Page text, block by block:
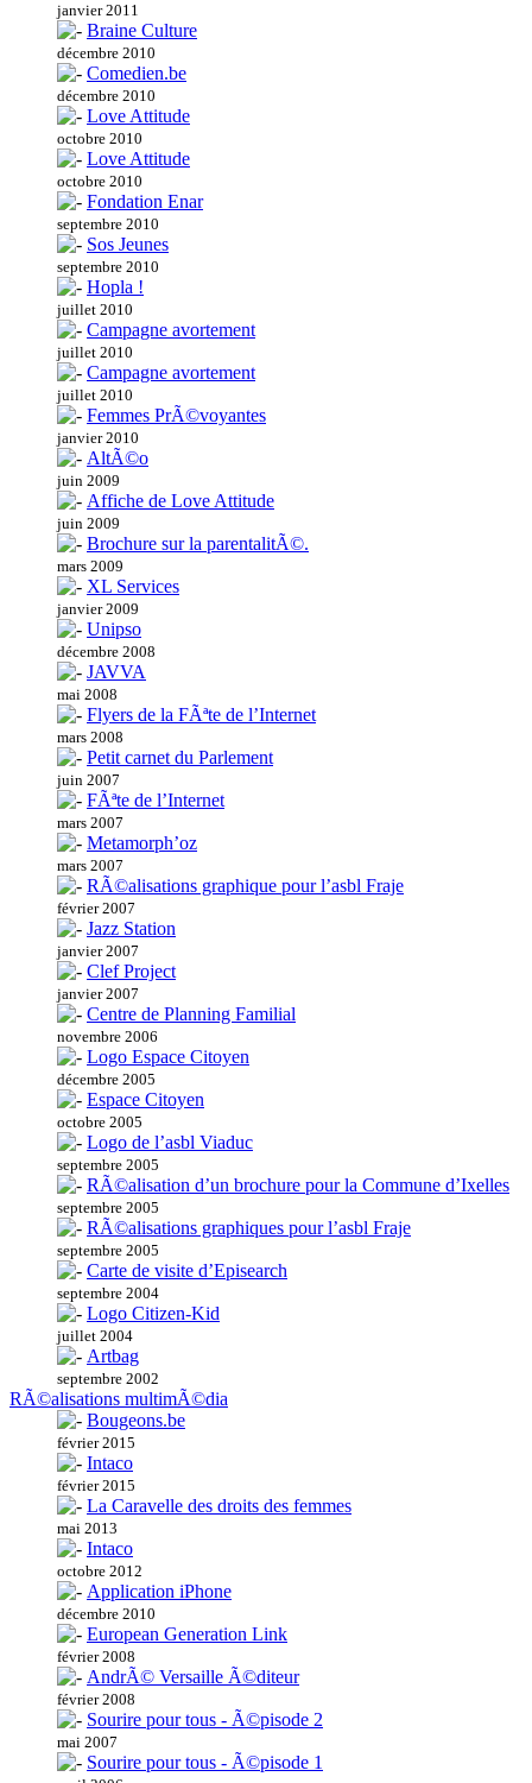
janvier 2011
Braine Culture
décembre 2010
Comedien.be
décembre 2010
Love Attitude
octobre 2010
Love Attitude
octobre 2010
Fondation Enar
septembre 2010
Sos Jeunes
septembre 2010
Hopla !
juillet 2010
Campagne avortement
juillet 2010
Campagne avortement
juillet 2010
Femmes PrÃ©voyantes
janvier 2010
AltÃ©o
juin 2009
Affiche de Love Attitude
juin 2009
Brochure sur la parentalitÃ©.
mars 2009
XL Services
janvier 2009
Unipso
décembre 2008
JAVVA
mai 2008
Flyers de la FÃªte de l’Internet
mars 2008
Petit carnet du Parlement
juin 2007
FÃªte de l’Internet
mars 2007
Metamorph’oz
mars 2007
RÃ©alisations graphique pour l’asbl Fraje
février 2007
Jazz Station
janvier 2007
Clef Project
janvier 2007
Centre de Planning Familial
novembre 2006
Logo Espace Citoyen
décembre 2005
Espace Citoyen
octobre 2005
Logo de l’asbl Viaduc
septembre 2005
RÃ©alisation d’un brochure pour la Commune d’Ixelles
septembre 2005
RÃ©alisations graphiques pour l’asbl Fraje
septembre 2005
Carte de visite d’Episearch
septembre 2004
Logo Citizen-Kid
juillet 2004
Artbag
septembre 2002
RÃ©alisations multimÃ©dia
Bougeons.be
février 2015
Intaco
février 2015
La Caravelle des droits des femmes
mai 2013
Intaco
octobre 2012
Application iPhone
décembre 2010
European Generation Link
février 2008
AndrÃ© Versaille Ã©diteur
février 2008
Sourire pour tous - Ã©pisode 2
mai 2007
Sourire pour tous - Ã©pisode 1